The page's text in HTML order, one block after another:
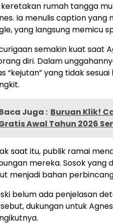
keretakan rumah tangga
Ia menulis caption
yang langsung memicu
semakin kuat saat
diri. Dalam
“kejutan” yang tidak
Juga : Buruan Klik!
Awal Tahun 2026
saat itu, publik ramai
mereka. Sosok yang
menjadi bahan
belum ada penjelasan
dukungan untuk